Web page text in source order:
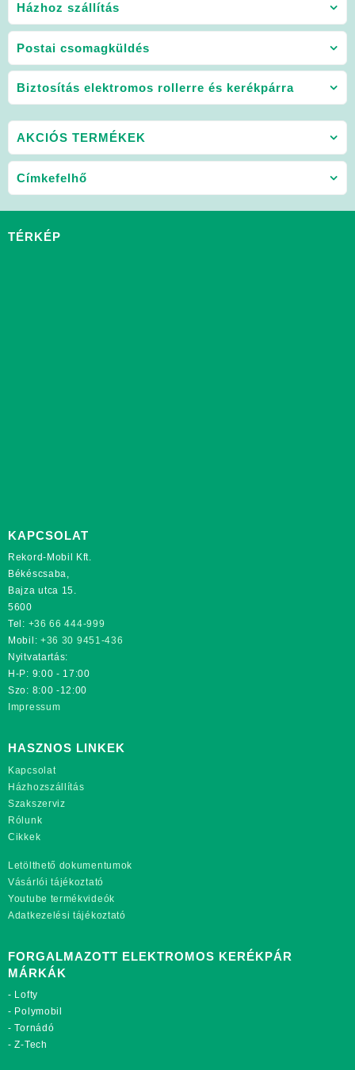
Házhoz szállítás
Postai csomagküldés
Biztosítás elektromos rollerre és kerékpárra
AKCIÓS TERMÉKEK
Címkefelhő
TÉRKÉP
KAPCSOLAT
Rekord-Mobil Kft.
Békéscsaba,
Bajza utca 15.
5600
Tel: +36 66 444-999
Mobil: +36 30 9451-436
Nyitvatartás:
H-P: 9:00 - 17:00
Szo: 8:00 -12:00
Impressum
HASZNOS LINKEK
Kapcsolat
Házhozszállítás
Szakszerviz
Rólunk
Cikkek
Letölthető dokumentumok
Vásárlói tájékoztató
Youtube termékvideók
Adatkezelési tájékoztató
FORGALMAZOTT ELEKTROMOS KERÉKPÁR
MÁRKÁK
- Lofty
- Polymobil
-Tornádó
-Z-Tech